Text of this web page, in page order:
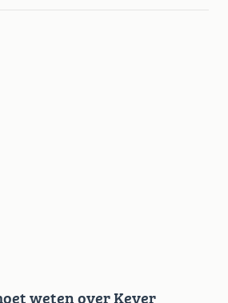
weten over Kever